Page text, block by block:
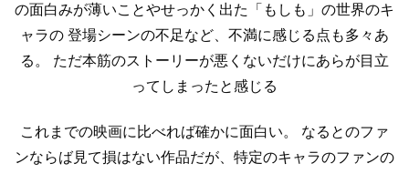
の面白みが薄いことやせっかく出た「もしも」の世界のキ
ャラの 登場シーンの不足など、不満に感じる点も多々あ
る。
ただ本筋のストーリーが悪くないだけにあらが目立
ってしまったと感じる
これまでの映画に比べれば確かに面白い。
なるとのファ
ンならば見て損はない作品だが、特定のキャラのファンの